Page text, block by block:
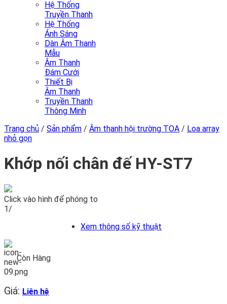
Hệ Thống
Truyền Thanh
Hệ Thống
Ánh Sáng
Dàn Âm Thanh
Mẫu
Âm Thanh
Đám Cưới
Thiết Bị
Âm Thanh
Truyền Thanh
Thông Minh
Trang chủ / Sản phẩm / Âm thanh hội trường TOA / Loa array
nhỏ gọn
Khớp nối chân đế HY-ST7
Click vào hình để phóng to
1/
Xem thông số kỹ thuật
Còn Hàng
Giá: Liên hệ